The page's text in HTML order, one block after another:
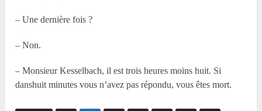
– Une dernière fois ?
– Non.
– Monsieur Kesselbach, il est trois heures moins huit. Si
danshuit minutes vous n’avez pas répondu, vous êtes mort.